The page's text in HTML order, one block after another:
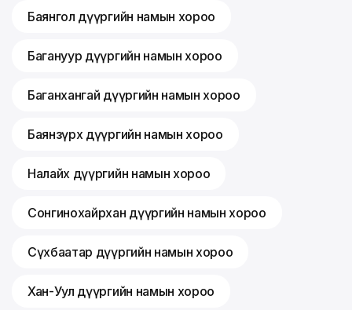
Баянгол дүүргийн намын хороо
Багануур дүүргийн намын хороо
Баганхангай дүүргийн намын хороо
Баянзүрх дүүргийн намын хороо
Налайх дүүргийн намын хороо
Сонгинохайрхан дүүргийн намын хороо
Сүхбаатар дүүргийн намын хороо
Хан-Уул дүүргийн намын хороо